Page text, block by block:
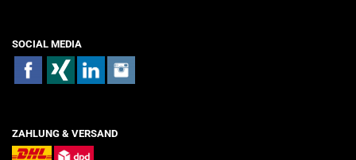
SOCIAL MEDIA
ZAHLUNG & VERSAND